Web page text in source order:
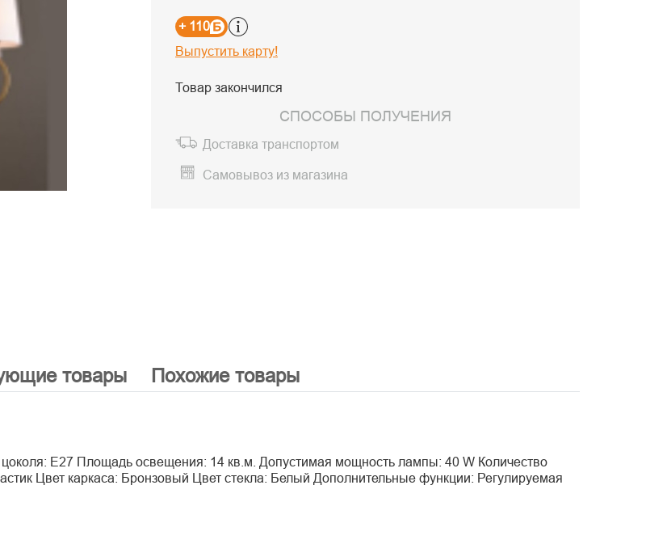
+ 110
Выпустить карту!
Товар закончился
СПОСОБЫ ПОЛУЧЕНИЯ
Доставка транспортом
Самовывоз из магазина
товары Похожие товары
E27 Площадь освещения: 14 кв.м. Допустимая мощность лампы: 40 W Количество
Цвет каркаса: Бронзовый Цвет стекла: Белый Дополнительные функции: Регулируемая